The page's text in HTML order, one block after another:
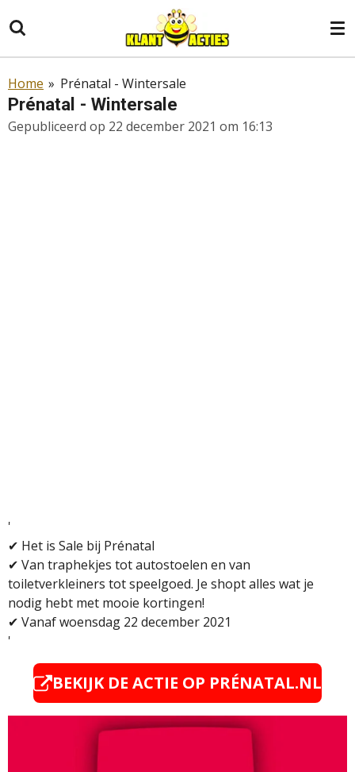
direct
naar
hoofdinhoud
Home » Prénatal - Wintersale
Prénatal - Wintersale
Gepubliceerd op 22 december 2021 om 16:13
'
✔ Het is Sale bij Prénatal
✔ Van traphekjes tot autostoelen en van
toiletverkleiners tot speelgoed. Je shopt alles wat je
nodig hebt met mooie kortingen!
✔ Vanaf woensdag 22 december 2021
'
BEKIJK DE ACTIE OP PRÉNATAL.NL